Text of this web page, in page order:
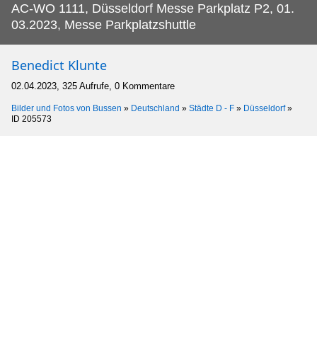
AC-WO 1111, Düsseldorf Messe Parkplatz P2, 01.
03.2023, Messe Parkplatzshuttle
Benedict Klunte
02.04.2023, 325 Aufrufe, 0 Kommentare
Bilder und Fotos von Bussen » Deutschland » Städte D - F » Düsseldorf»
ID 205573